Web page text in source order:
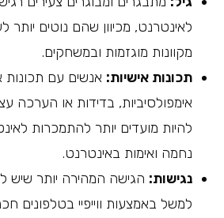
לאינטרנט, מכיוון שהם נוטים יותר
מקוונות מוגזמות ובמשחקים.
תכונות אישיות: אנשים עם תכונות
אימפולסיביות, בדידות או הערכה
להיות מועדים יותר להתמכרות
נחמה ואימות באינטרנט.
נגישות: הגישה המהירה יותר שיש
למשל באמצעות ווייפיי בטלפונים